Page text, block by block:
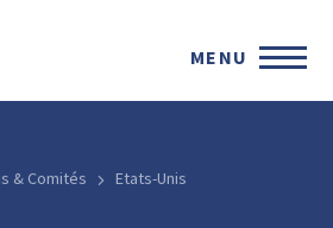
MENU
& Comités Etats-Unis